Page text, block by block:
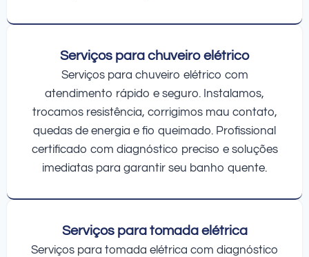
Serviços para chuveiro elétrico
Serviços para chuveiro elétrico com
atendimento rápido e seguro. Instalamos,
trocamos resistência, corrigimos mau contato,
quedas de energia e fio queimado. Profissional
certificado com diagnóstico preciso e soluções
imediatas para garantir seu banho quente.
Serviços para tomada elétrica
Serviços para tomada elétrica com diagnóstico